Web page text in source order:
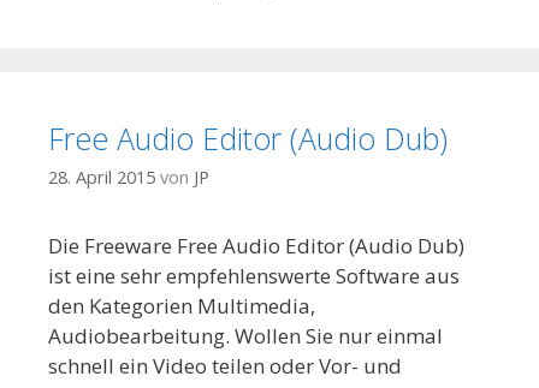
Free Audio Editor (Audio Dub)
28. April 2015 von JP
Die Freeware Free Audio Editor (Audio Dub)
ist eine sehr empfehlenswerte Software aus
den Kategorien Multimedia,
Audiobearbeitung. Wollen Sie nur einmal
schnell ein Video teilen oder Vor- und